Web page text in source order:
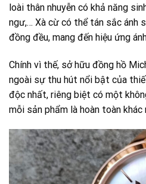
loài thân nhuyễn có khả năng
ngư,… Xà cừ có thể tán sắc ánh
đồng đều, mang đến hiệu ứng
Chính vì thế, sở hữu đồng hồ
ngoài sự thu hút nổi bật của
độc nhất, riêng biệt có một
mỗi sản phẩm là hoàn toàn khác